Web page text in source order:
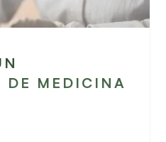
DE MEDICINA